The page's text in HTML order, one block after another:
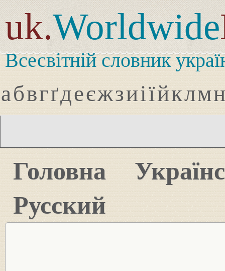
uk.Worldwide
Всесвітній словник
абвгґдеєжзиіїйклмн
Головна
Русский